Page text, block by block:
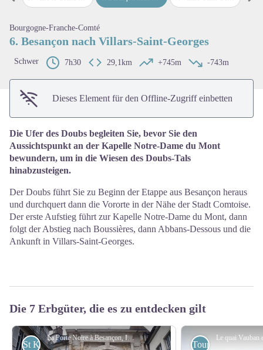
View picture in full screen
map.drawer.prev
Bourgogne-Franche-Comté
6. Besançon nach Villars-Saint-Georges
Schwer 7h30 29,1km +745m -743m
Dieses Element für den Offline-Zugriff einbetten
Die Ufer des Doubs begleiten Sie, bevor Sie den
Aussichtspunkt an der Kapelle Notre-Dame du Mont
bewundern, um in die Wiesen des Doubs-Tals
hinabzusteigen.
Der Doubs führt Sie zu Beginn der Etappe aus Besançon heraus
und durchquert dann die Vororte in der Nähe der Stadt Comtoise.
Der erste Aufstieg führt zur Kapelle Notre-Dame du Mont, dann
folgt der Abstieg nach Boussières, dann Abbans-Dessous und die
Ankunft in Villars-Saint-Georges.
Die 7 Erbgüter, die es zu entdecken gilt
La Porte Noire à Besançon, IIe siècle - Amis saint Colomban
St Kolumban Touristisch